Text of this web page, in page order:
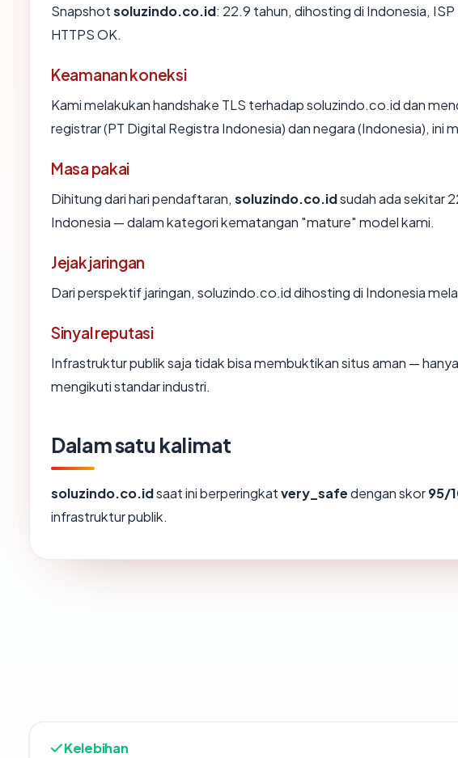
Snapshotsoluzindo.co.id: 22.9 tahun, dihosting di Indonesia,
HTTPS OK.
Keamanan koneksi
Kami melakukan handshake TLS terhadap soluzindo.co.id dan
registrar (PT Digital Registra Indonesia) dan negara (Indonesia), ini
Masa pakai
Dihitung dari hari pendaftaran, soluzindo.co.idsudah ada sekitar
Indonesia — dalam kategori kematangan "mature" model kami.
Jejak jaringan
Dari perspektif jaringan, soluzindo.co.id dihosting di Indonesia
Sinyal reputasi
Infrastruktur publik saja tidak bisa membuktikan situs aman —
mengikuti standar industri.
Dalam satu kalimat
soluzindo.co.idsaat ini berperingkatvery_safedengan skor95/
infrastruktur publik.
Kelebihan